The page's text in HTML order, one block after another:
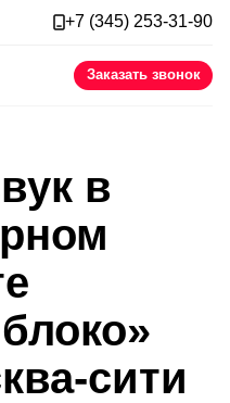
+7 (345) 253-31-90
Заказать звонок
в
сити